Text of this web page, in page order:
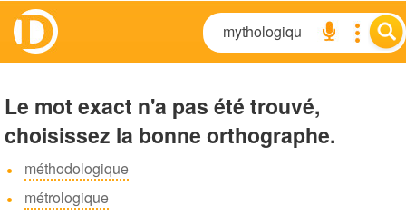
Le mot exact n'a pas été trouvé,
choisissez la bonne orthographe.
méthodologique
métrologique